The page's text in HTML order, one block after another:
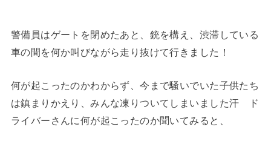
警備員はゲートを閉めたあと、銃を構え、渋滞している
車の間を何か叫びながら走り抜けて行きました！
何が起こったのかわからず、今まで騒いでいた子供たち
は鎮まりかえり、みんな凍りついてしまいました汗 ド
ライバーさんに何が起こったのか聞いてみると、